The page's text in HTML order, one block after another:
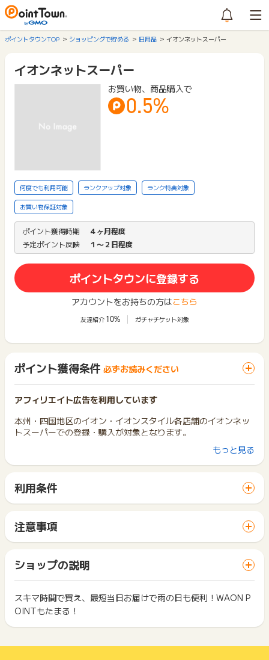
ポイントタウンTOP ショッピングで貯める 日用品 イオンネットスーパー
イオンネットスーパー
お買い物、商品購入で
0.5%
何度でも利用可能 ランクアップ対象 ランク特典対象
お買い物保証対象
ポイント獲得時期
４ヶ月程度
予定ポイント反映
１〜２日程度
ポイントタウンに登録する
アカウントをお持ちの方はこちら
友達紹介 10% ガチャチケット対象
ポイント獲得条件 必ずお読みください
アフィリエイト広告を利用しています
本州・四国地区のイオン・イオンスタイル各店舗のイオンネッ
トスーパーでの登録・購入が対象となります。
※【イオンネットスーパーのポイントの獲得について】
商品毎での計算となります。
100円未満の同商品を2点購入し、100円以上となった場合はポ
イント獲得対象です。
例)
98円の商品1点、198円の商品1点、
88円の同商品を2点(合計176円)購入した場合
還元率1%の場合、2ポイントとなります。
※東北、九州、沖縄地区のイオンネットスーパー、マックスバリ
ュ東海、マックスバリュ中部のイオンネットスーパーは対象外
となります。
※注文変更をされる場合、元の注文内容に関してはキャンセル扱
いとなりますため、ポイント獲得対象外となります。
場合は、注文変更後の内容がポイント獲得対象となります。
もっと見る
利用条件
サイトに移動してからお申し込みやお買い物が完了するまでの
間に、同じブラウザ（※）で他のサイトに移動した場合はポイン
ト獲得ができません。
「 ショッピングでポイントGET 」ボタンを押した時とサービ
ス・お買い物利用時で、デバイス・ブラウザが異なる場合はポ
イント獲得ができません。
2回以上同じお買い物・サービスをご利用される場合は、毎回
ポイントタウンに戻り、「 ショッピングでポイントGET 」ボ
下記の事項に該当する場合、広告主側で対象外とみなし、「獲
注意事項
一部のサービスにつきましては、1商品につき10円単位の金額
は切り捨てとなります。
ポイント獲得が1ポイント未満のものは切り捨てとなり、ポイ
ント履歴には記載されません。
原則として広告主側のポイント等を利用して支払われた金額分
につきましては、ポイントタウンのポイント獲得の対象には含
まれません。
ショップの説明
スキマ時間で買え、最短当日お届けで雨の日も便利！WAON P
OINTもたまる！